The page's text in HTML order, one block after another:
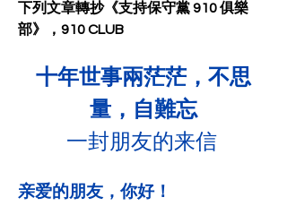
下列文章轉抄《支持保守黨 910 俱樂
部》，910 CLUB
十年世事兩茫茫，不思
量，自難忘
一封朋友的来信
亲爱的朋友，你好！